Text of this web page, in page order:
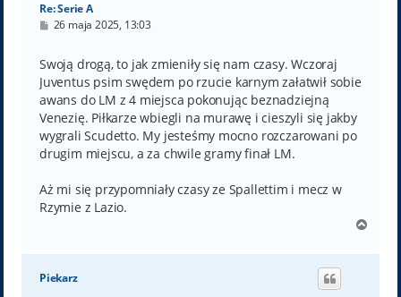
Re: Serie A
P
t
26 maja 2025, 13:03
Swoją drogą, to jak zmieniły się nam czasy. Wczoraj
Juventus psim swędem po rzucie karnym załatwił sobie
awans do LM z 4 miejsca pokonując beznadziejną
Venezię. Piłkarze wbiegli na murawę i cieszyli się jakby
wygrali Scudetto. My jesteśmy mocno rozczarowani po
drugim miejscu, a za chwile gramy finał LM.
Aż mi się przypomniały czasy ze Spallettim i mecz w
Rzymie z Lazio.
g
Piekarz